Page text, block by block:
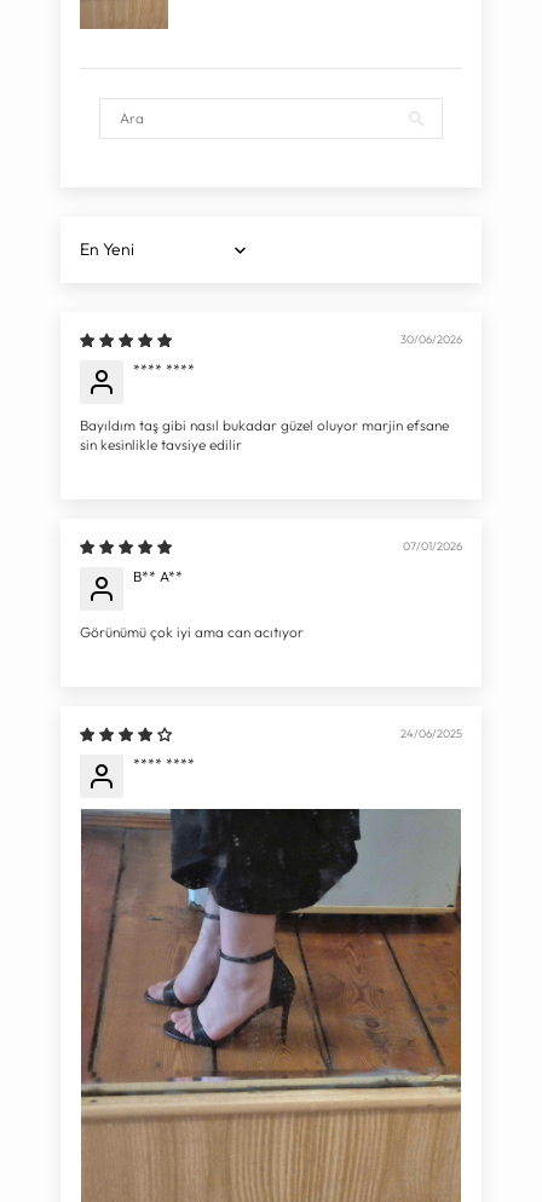
Sort by
30/06/2026
**** ****
Bayıldım taş gibi nasıl bukadar güzel oluyor marjin efsane
sin kesinlikle tavsiye edilir
07/01/2026
B** A**
Görünümü çok iyi ama can acıtıyor
24/06/2025
**** ****